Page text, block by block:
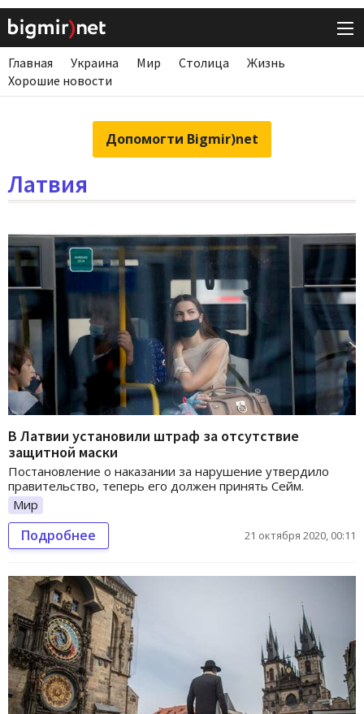
Главная Украина Мир Столица
Жизнь
Хорошие новости
Допомогти Bigmir)net
Латвия
В Латвии установили штраф за отсутствие
защитной маски
Постановление о наказании за нарушение утвердило
правительство, теперь его должен принять Сейм.
Мир
Подробнее 21 октября 2020, 00:11